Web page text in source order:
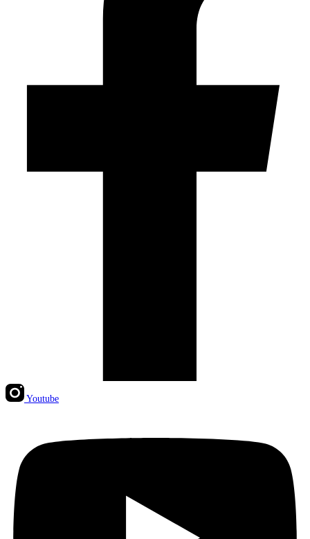
Youtube